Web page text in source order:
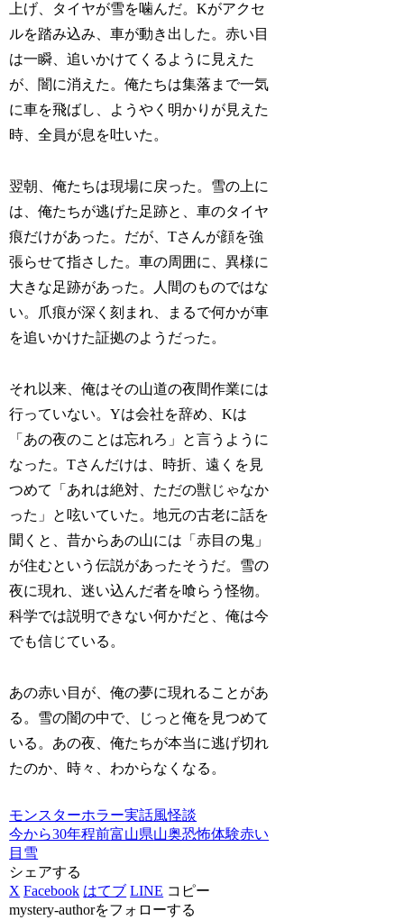
上げ、タイヤが雪を噛んだ。Kがアクセ
ルを踏み込み、車が動き出した。赤い目
は一瞬、追いかけてくるように見えた
が、闇に消えた。俺たちは集落まで一気
に車を飛ばし、ようやく明かりが見えた
時、全員が息を吐いた。
翌朝、俺たちは現場に戻った。雪の上に
は、俺たちが逃げた足跡と、車のタイヤ
痕だけがあった。だが、Tさんが顔を強
張らせて指さした。車の周囲に、異様に
大きな足跡があった。人間のものではな
い。爪痕が深く刻まれ、まるで何かが車
を追いかけた証拠のようだった。
それ以来、俺はその山道の夜間作業には
行っていない。Yは会社を辞め、Kは
「あの夜のことは忘れろ」と言うように
なった。Tさんだけは、時折、遠くを見
つめて「あれは絶対、ただの獣じゃなか
った」と呟いていた。地元の古老に話を
聞くと、昔からあの山には「赤目の鬼」
が住むという伝説があったそうだ。雪の
夜に現れ、迷い込んだ者を喰らう怪物。
科学では説明できない何かだと、俺は今
でも信じている。
あの赤い目が、俺の夢に現れることがあ
る。雪の闇の中で、じっと俺を見つめて
いる。あの夜、俺たちが本当に逃げ切れ
たのか、時々、わからなくなる。
モンスターホラー実話風怪談
今から30年程前富山県山奥恐怖体験赤い
目 雪
シェアする
X Facebook はてブ LINE コピー
mystery-authorをフォローする